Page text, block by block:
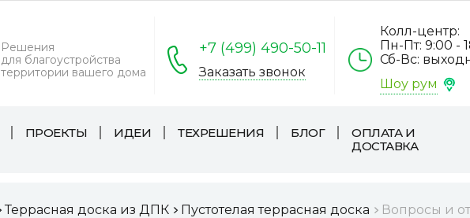
Решения
для благоустройства
территории вашего дома
+7 (499) 490-50-11
Заказать звонок
Колл-центр:
Пн-Пт: 9:00 -
Сб-Вс:
Шоу рум
ПРОЕКТЫ ИДЕИ ТЕХРЕШЕНИЯ БЛОГ
ОПЛАТА И
ДОСТАВКА
Террасная доска из ДПК Пустотелая террасная доска Вопросы и